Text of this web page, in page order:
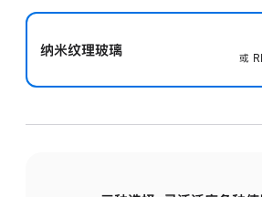
纳米纹理玻璃
或